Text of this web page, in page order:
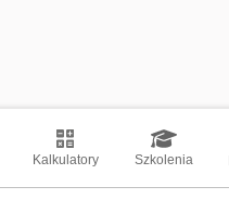
Kalkulatory Szkolenia